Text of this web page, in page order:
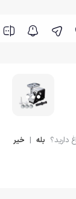
دارید؟ بله | خیر